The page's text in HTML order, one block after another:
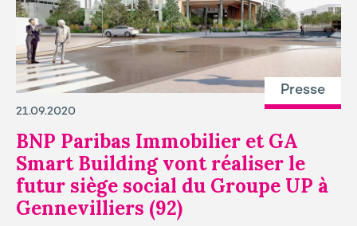
Presse
21.09.2020
BNP Paribas Immobilier et GA
Smart Building vont réaliser le
futur siège social du Groupe UP à
Gennevilliers (92)